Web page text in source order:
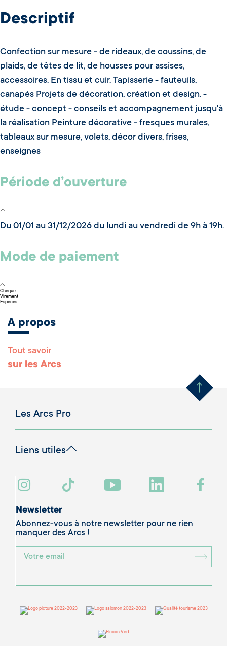
Descriptif
Confection sur mesure - de rideaux, de coussins, de
plaids, de têtes de lit, de housses pour assises,
accessoires. En tissu et cuir. Tapisserie - fauteuils,
canapés Projets de décoration, création et design. -
étude - concept - conseils et accompagnement jusqu'à
la réalisation Peinture décorative - fresques murales,
tableaux sur mesure, volets, décor divers, frises,
enseignes
Période d’ouverture
Du 01/01 au 31/12/2026 du lundi au vendredi de 9h à 19h.
Mode de paiement
Chèque
Virement
Espèces
A propos
Tout savoir
sur les Arcs Remonter
Les Arcs Pro
Liens utiles
Newsletter
Abonnez-vous à notre newsletter pour ne rien
manquer des Arcs !